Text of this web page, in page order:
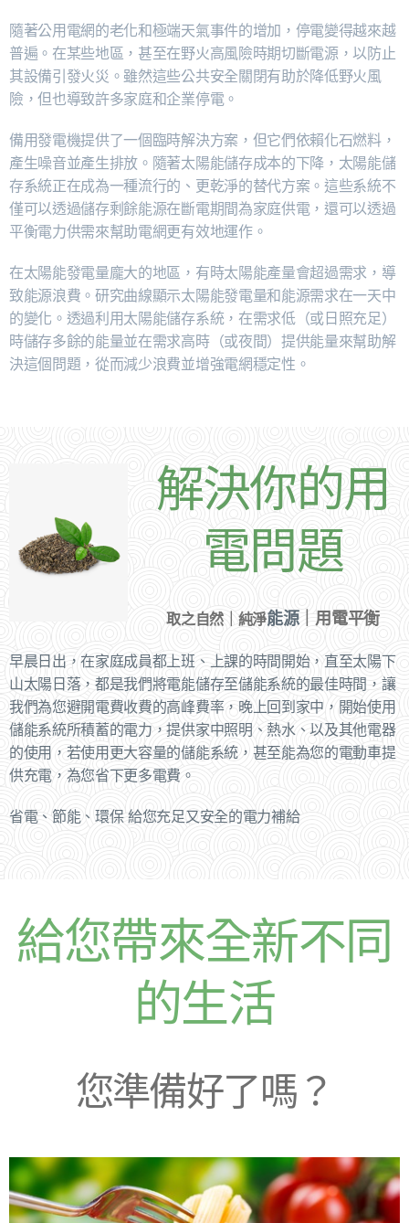
隨著公用電網的老化和極端天氣事件的增加，停電變得越來越
普遍。在某些地區，甚至在野火高風險時期切斷電源，以防止
其設備引發火災。雖然這些公共安全關閉有助於降低野火風
險，但也導致許多家庭和企業停電。
備用發電機提供了一個臨時解決方案，但它們依賴化石燃料，
產生噪音並產生排放。隨著太陽能儲存成本的下降，太陽能儲
存系統正在成為一種流行的、更乾淨的替代方案。這些系統不
僅可以透過儲存剩餘能源在斷電期間為家庭供電，還可以透過
平衡電力供需來幫助電網更有效地運作。
在太陽能發電量龐大的地區，有時太陽能產量會超過需求，導
致能源浪費。研究曲線顯示太陽能發電量和能源需求在一天中
的變化。透過利用太陽能儲存系統，在需求低（或日照充足）
時儲存多餘的能量並在需求高時（或夜間）提供能量來幫助解
決這個問題，從而減少浪費並增強電網穩定性。
解決你的用
電問題
取之自然｜純淨能源｜用電平衡
早晨日出，在家庭成員都上班、上課的時間開始，直至太陽下
山太陽日落，都是我們將電能儲存至儲能系統的最佳時間，讓
我們為您避開電費收費的高峰費率，晚上回到家中，開始使用
儲能系統所積蓄的電力，提供家中照明、熱水、以及其他電器
的使用，若使用更大容量的儲能系統，甚至能為您的電動車提
供充電，為您省下更多電費。
省電、節能、環保 給您充足又安全的電力補給
給您帶來全新不同
的生活
您準備好了嗎？